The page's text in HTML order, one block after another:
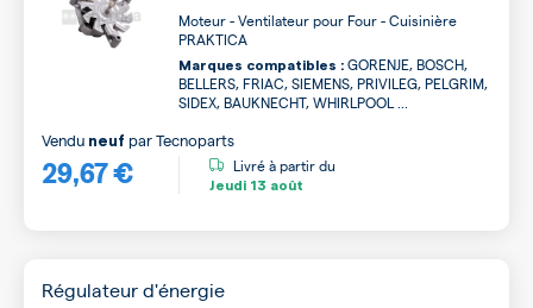
Moteur - Ventilateur pour Four - Cuisinière
PRAKTICA
Marques compatibles : GORENJE, BOSCH,
BELLERS, FRIAC, SIEMENS, PRIVILEG, PELGRIM,
SIDEX, BAUKNECHT, WHIRLPOOL ...
29,67 €
Vendu neuf parTecnoparts
Livré à partir du
Jeudi 13 août
Régulateur d'énergie